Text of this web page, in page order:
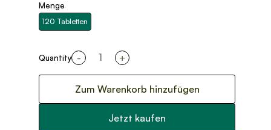
Menge
120 Tabletten
Quantity - +
Zum Warenkorb hinzufügen
Jetzt kaufen